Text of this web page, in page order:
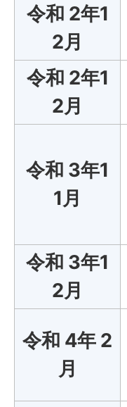
令和 2年1
2月
令和 2年1
2月
令和 3年1
1月
令和 3年1
2月
令和 4年 2
月